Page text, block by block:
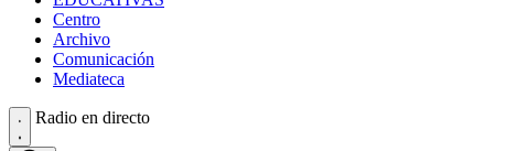
Centro
Archivo
Comunicación
Mediateca
Radio en directo